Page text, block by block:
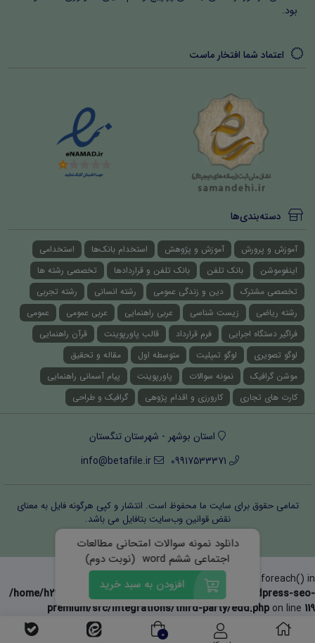
بود.
اعتماد شما افتخار ماست
دسته‌بندی‌ها
آموزش و پرورش آموزش و پژوهش استخدام بانک‌ها
استخدامی
اینفوموشن
بانک تلفن بانک تلفن و قراردادها
تخصصی رشته ها
تخصصی مشترک
دین و زندگی عمومی رشته انسانی
رشته تجربی
رشته ریاضی
زیست شناسی عربی راهنمایی عربی عمومی
عمومی
فراگیر دستگاه اجرایی
فرم قرارداد قالب پاورپوینت
قرآن راهنمایی
لوگو تصویری
لوگو تمپلیت متوسطه اول
مقاله و تحقیق
موشن گرافیک
نمونه سوالات پاورپوینت
پیام آسمانی راهنمایی
کارت های تجاری
کارورزی و اقدام پژوهی گرافیک و طراحی
استان بوشهر - شهرستان تنگستان
09917533371
info@betafile.ir
تمامی حقوق برای سایت ما محفوظ است. انتشار و کپی هرگونه فایل‌ به معنای
نقض قوانین وب‌سایت بتافایل می باشد.
قوانین و مقررات درباره ما تماس با ما
Warning : Invalid argument supplied for foreach() in
/home/h232166/public_html/wp-content/plugins/wordpress-seo-
premium/src/integrations/third-party/edd.php on line 119
0
دانلود نمونه سوالات امتحانی مطالعات
اجتماعی ششم word (نوبت دوم)
افزودن به سبد خرید